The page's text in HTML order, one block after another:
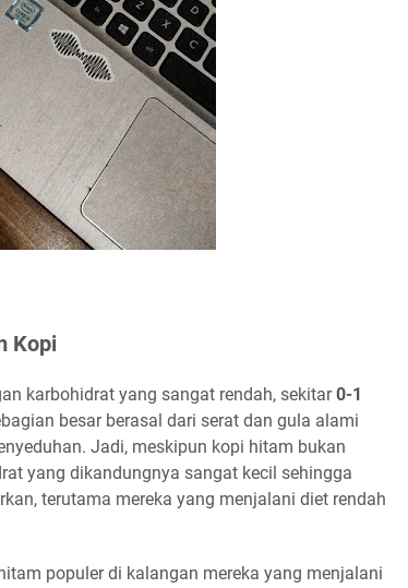
Kopi
karbohidrat yang sangat rendah, sekitar0-1
besar berasal dari serat dan gula alami
Jadi, meskipun kopi hitam bukan
yang dikandungnya sangat kecil sehingga
terutama mereka yang menjalani diet rendah
populer di kalangan mereka yang menjalani